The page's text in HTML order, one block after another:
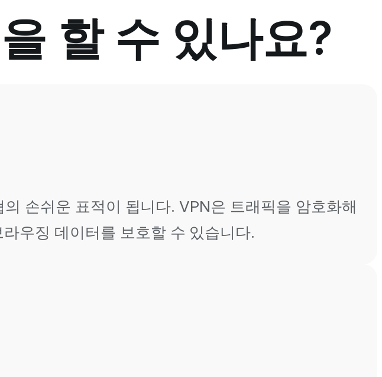
할 수 있나요?
손쉬운 표적이 됩니다. VPN은 트래픽을 암호화해
우징 데이터를 보호할 수 있습니다.